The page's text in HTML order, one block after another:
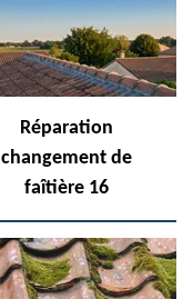
Réparation
changement de
faîtière 16